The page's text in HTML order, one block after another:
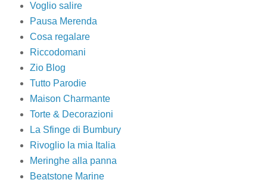
Voglio salire
Pausa Merenda
Cosa regalare
Riccodomani
Zio Blog
Tutto Parodie
Maison Charmante
Torte & Decorazioni
La Sfinge di Bumbury
Rivoglio la mia Italia
Meringhe alla panna
Beatstone Marine